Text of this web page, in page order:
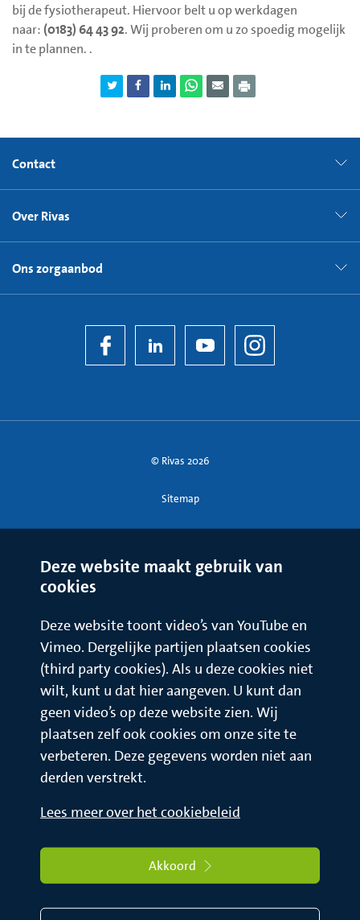
bij de fysiotherapeut. Hiervoor belt u op werkdagen
naar: (0183) 64 43 92. Wij proberen om u zo spoedig mogelijk
in te plannen. .
Contact
Over Rivas
Ons zorgaanbod
© Rivas 2026
Sitemap
Deze website maakt gebruik van
cookies
Deze website toont video’s van YouTube en
Vimeo. Dergelijke partijen plaatsen cookies
(third party cookies). Als u deze cookies niet
wilt, kunt u dat hier aangeven. U kunt dan
geen video’s op deze website zien. Wij
plaatsen zelf ook cookies om onze site te
verbeteren. Deze gegevens worden niet aan
derden verstrekt.
Lees meer over het cookiebeleid
Akkoord